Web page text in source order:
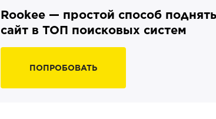
Rookee — простой способ поднять
сайт в ТОП поисковых систем
ПОПРОБОВАТЬ